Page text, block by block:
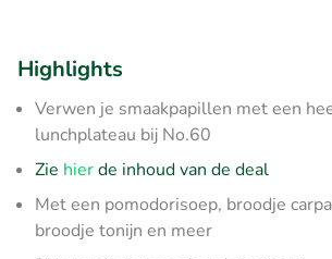
Highlights
Verwen je smaakpapillen met een
lunchplateau bij No.60
Zie hierde inhoud van de deal
Met een pomodorisoep, broodje
broodje tonijn en meer